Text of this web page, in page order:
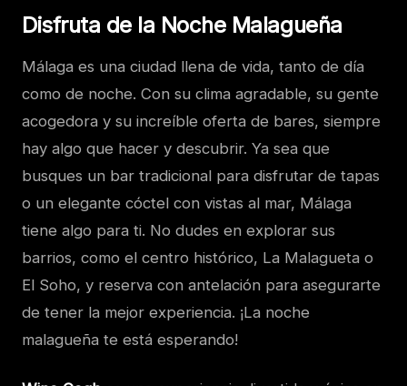
Disfruta de la Noche Malagueña
Málaga es una ciudad llena de vida, tanto de día
como de noche. Con su clima agradable, su gente
acogedora y su increíble oferta de bares, siempre
hay algo que hacer y descubrir. Ya sea que
busques un bar tradicional para disfrutar de tapas
o un elegante cóctel con vistas al mar, Málaga
tiene algo para ti. No dudes en explorar sus
barrios, como el centro histórico, La Malagueta o
El Soho, y reserva con antelación para asegurarte
de tener la mejor experiencia. ¡La noche
malagueña te está esperando!